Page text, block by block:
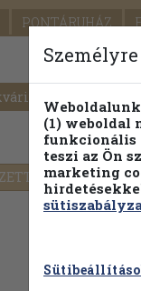
PONTÁRUHÁZ
(1) weboldal
funkcionális
teszi az Ön
marketing